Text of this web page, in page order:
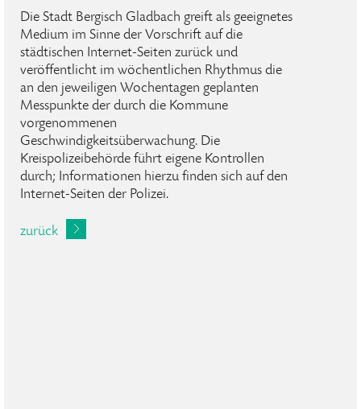
Die Stadt Bergisch Gladbach greift als geeignetes
Medium im Sinne der Vorschrift auf die
städtischen Internet-Seiten zurück und
veröffentlicht im wöchentlichen Rhythmus die
an den jeweiligen Wochentagen geplanten
Messpunkte der durch die Kommune
vorgenommenen
Geschwindigkeitsüberwachung. Die
Kreispolizeibehörde führt eigene Kontrollen
durch; Informationen hierzu finden sich auf den
Internet-Seiten der Polizei.
zurück